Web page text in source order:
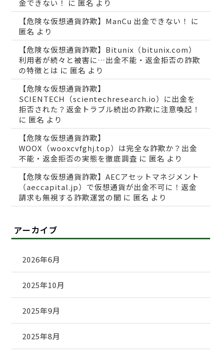
金できない！
に 匿名 より
【危険な仮想通貨詐欺】ManCu 出金できない！
に
匿名 より
【危険な仮想通貨詐欺】Bitunix（bitunix.com）
利用者が続々と被害に…出金不能・返金拒否の詐欺
の特徴とは に 匿名 より
【危険な仮想通貨詐欺】
SCIENTECH（scientechresearch.io）に出金を
拒否された？返金トラブル続出の詐欺に注意喚起！
に 匿名 より
【危険な仮想通貨詐欺】
WOOX（wooxcvfghj.top）は完全な詐欺か？出金
不能・返金拒否の実態を徹底調査 に 匿名 より
【危険な仮想通貨詐欺】AECアセットマネジメント
（aeccapital.jp）で仮想通貨が出金不可に！返金
請求も無視する詐欺運営の闇 に 匿名 より
アーカイブ
2026年6月
2025年10月
2025年9月
2025年8月